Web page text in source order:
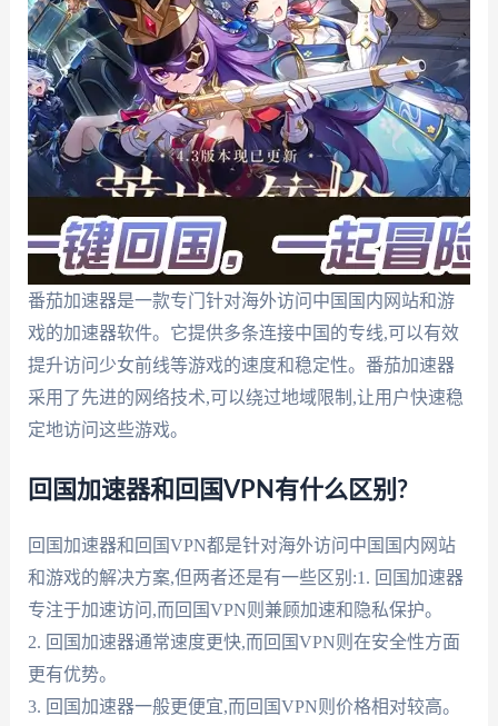
番茄加速器是一款专门针对海外访问中国国内网站和游
戏的加速器软件。它提供多条连接中国的专线,可以有效
提升访问少女前线等游戏的速度和稳定性。番茄加速器
采用了先进的网络技术,可以绕过地域限制,让用户快速稳
定地访问这些游戏。
回国加速器和回国VPN有什么区别?
回国加速器和回国VPN都是针对海外访问中国国内网站
和游戏的解决方案,但两者还是有一些区别:1. 回国加速器
专注于加速访问,而回国VPN则兼顾加速和隐私保护。
2. 回国加速器通常速度更快,而回国VPN则在安全性方面
更有优势。
3. 回国加速器一般更便宜,而回国VPN则价格相对较高。